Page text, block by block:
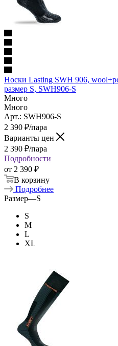
Носки Lasting SWH 906,
размер S, SWH906-S
Много
Много
Арт.: SWH906-S
2 390 ₽/пара
Варианты цен
2 390 ₽/пара
Подробности
от 2 390 ₽
В корзину
Подробнее
Размер—S
S
M
L
XL